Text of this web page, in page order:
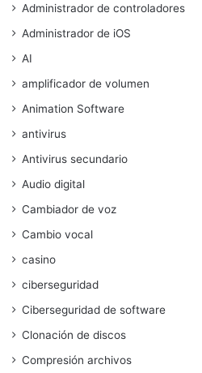
Administrador de controladores
Administrador de iOS
AI
amplificador de volumen
Animation Software
antivirus
Antivirus secundario
Audio digital
Cambiador de voz
Cambio vocal
casino
ciberseguridad
Ciberseguridad de software
Clonación de discos
Compresión archivos